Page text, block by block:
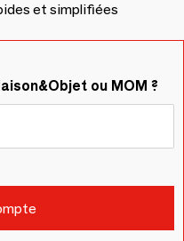
et simplifiées
ou MOM ?